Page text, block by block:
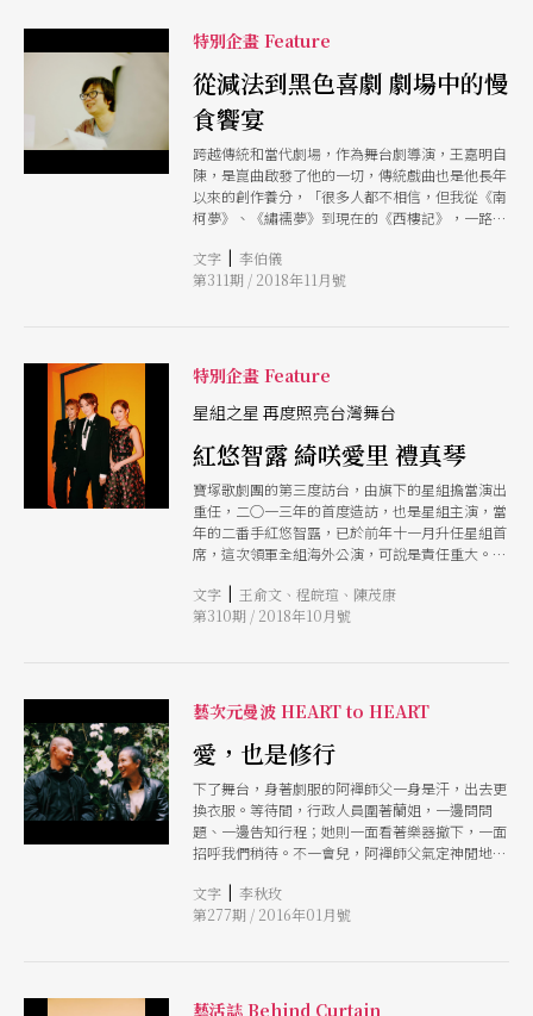
物件，變成隱喻的媒介。 創作劇場視覺更多時候
人指定該怎麼做，從故事裡抽絲剝繭，透過曖昧暗
喻及他擅長的豔彩，讓美感層次更加飽和。畫面或
許會有點衝擊，但那就是目的，要別人不要用正常
邏輯去觀看，你好像抓住了什麼，但又不確定，彷
彿用微醺又調皮眼神對著觀者說：這裡有點意思，
你來坐啊。
特別企畫 Feature
從減法到黑色喜劇 劇場中的慢
食饗宴
跨越傳統和當代劇場，作為舞台劇導演，王嘉明自
陳，是崑曲啟發了他的一切，傳統戲曲也是他長年
以來的創作養分，「很多人都不相信，但我從《南
柯夢》、《繡襦夢》到現在的《西樓記》，一路都
劇，也是屬於民間的娛樂。」王嘉明認為，重新改
編、執導傳統戲曲作品，除了刪修原作，將作品的
文字 | 李伯儀
第311期 / 2018年11月號
特別企畫 Feature
星組之星 再度照亮台灣舞台
紅悠智露 綺咲愛里 禮真琴
寶塚歌劇團的第三度訪台，由旗下的星組擔當演出
重任，二○一三年的首度造訪，也是星組主演，當
年的二番手紅悠智露，已於前年十一月升任星組首
席，這次領軍全組海外公演，可說是責任重大。今
役禮真琴來台舉辦記者會，本刊特地趁次機會專訪
三位明星，請她們一談工作甘苦與對即將訪台演出
文字 | 王俞文、程皖瑄、陳茂康
第310期 / 2018年10月號
藝次元曼波 HEART to HEART
愛，也是修行
下了舞台，身著劇服的阿襌師父一身是汗，出去更
換衣服。等待間，行政人員圍著蘭姐，一邊問問
題、一邊告知行程；她則一面看著樂器撤下，一面
招呼我們稍待。不一會兒，阿襌師父氣定神閒地出
頭，兩人相望、頻頻點頭，像是一組一組密碼的發
射與接受，我們看不懂。 回想二○一二年的五
演，讓國外看見融合鼓樂、武術、舞蹈、文學及合
文字 | 李秋玫
第277期 / 2016年01月號
藝活誌 Behind Curtain